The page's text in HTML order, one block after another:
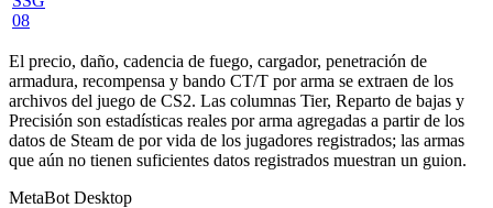
08
El precio, daño, cadencia de fuego, cargador, penetración de
armadura, recompensa y bando CT/T por arma se extraen de los
archivos del juego de CS2. Las columnas Tier, Reparto de bajas y
Precisión son estadísticas reales por arma agregadas a partir de los
datos de Steam de por vida de los jugadores registrados; las armas
que aún no tienen suficientes datos registrados muestran un guion.
MetaBot Desktop